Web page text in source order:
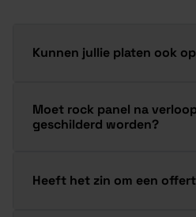
Kunnen jullie platen ook
Moet rock panel na
geschilderd worden?
Heeft het zin om een